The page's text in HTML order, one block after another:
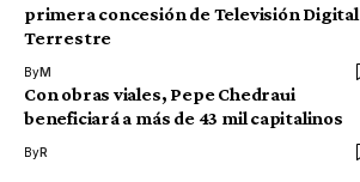
primera concesión de Televisión Digital
Terrestre
ByM
Con obras viales, Pepe Chedraui
beneficiará a más de 43 mil capitalinos
ByR